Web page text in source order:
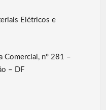
Elétricos e
Comercial, nº 281 –
– DF